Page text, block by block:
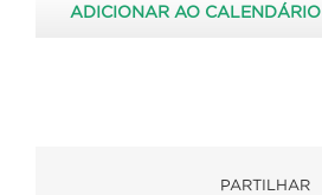
ADICIONAR AO CALENDÁRIO
PARTILHAR